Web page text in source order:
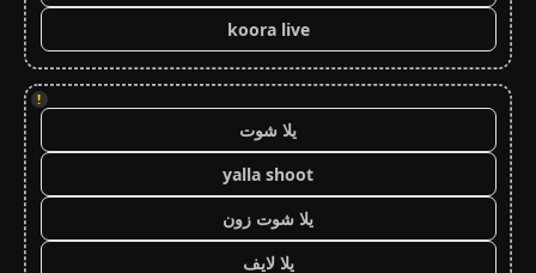
koora live
!
يلا شوت
yalla shoot
يلا شوت زون
يلا لايف